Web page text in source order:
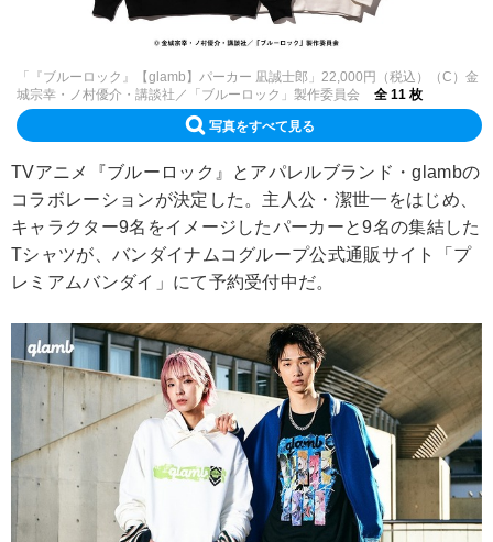
「『ブルーロック』【glamb】パーカー 凪誠士郎」22,000円（税込）（C）金
城宗幸・ノ村優介・講談社／「ブルーロック」製作委員会
全 11 枚
写真をすべて見る
TVアニメ『ブルーロック』とアパレルブランド・glambの
コラボレーションが決定した。主人公・潔世一をはじめ、
キャラクター9名をイメージしたパーカーと9名の集結した
Tシャツが、バンダイナムコグループ公式通販サイト「プ
レミアムバンダイ」にて予約受付中だ。